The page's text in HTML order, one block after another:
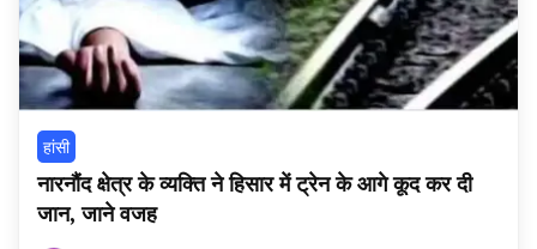
हांसी
नारनौंद क्षेत्र के व्यक्ति ने हिसार में ट्रेन के आगे कूद कर दी
जान, जाने वजह